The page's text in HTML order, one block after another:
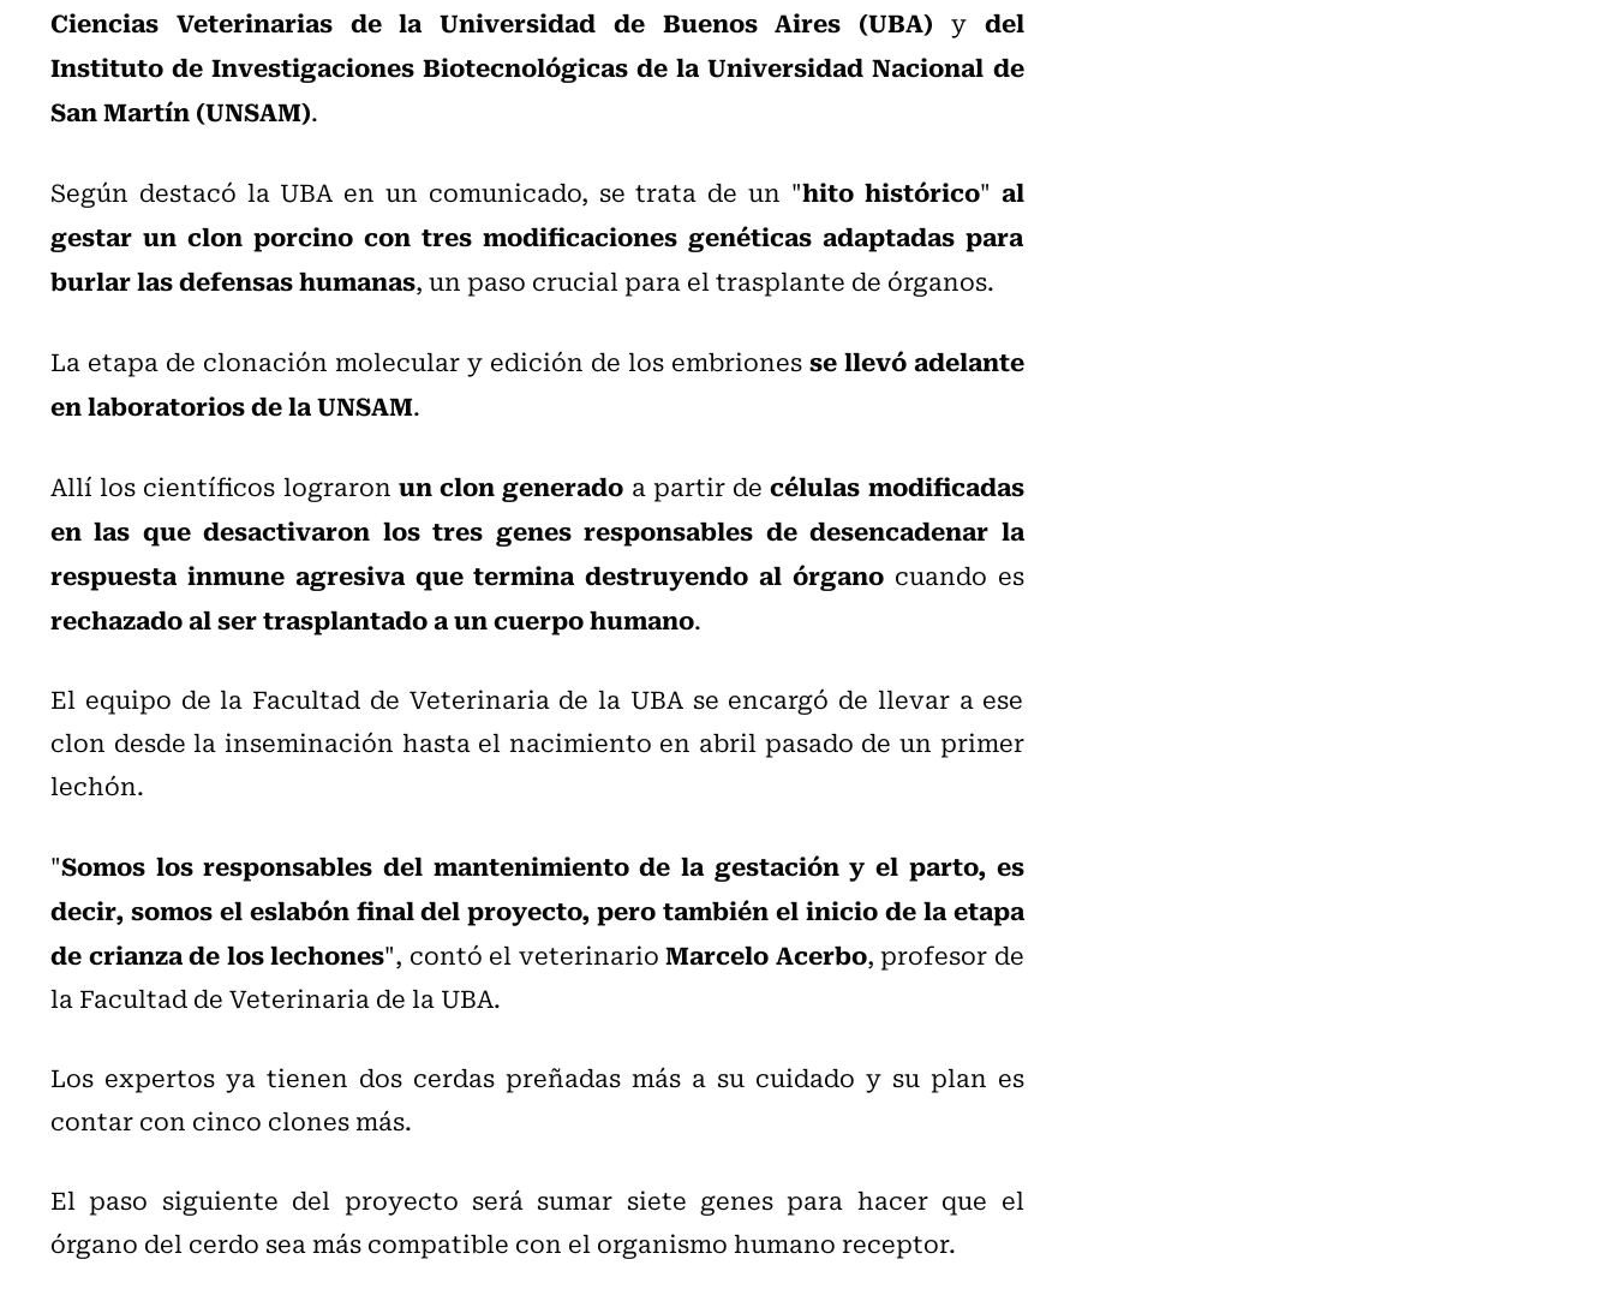
Ciencias Veterinarias de la Universidad de Buenos Aires (UBA) y del
Instituto de Investigaciones Biotecnológicas de la Universidad Nacional de
San Martín (UNSAM).
Según destacó la UBA en un comunicado, se trata de un "hito histórico" al
gestar un clon porcino con tres modificaciones genéticas adaptadas para
burlar las defensas humanas, un paso crucial para el trasplante de órganos.
La etapa de clonación molecular y edición de los embrionesse llevó adelante
en laboratorios de la UNSAM.
Allí los científicos lograron un clon generado a partir decélulas modificadas
en las que desactivaron los tres genes responsables de desencadenar la
respuesta inmune agresiva que termina destruyendo al órganocuando es
rechazado al ser trasplantado a un cuerpo humano.
El equipo de la Facultad de Veterinaria de la UBA se encargó de llevar a ese
clon desde la inseminación hasta el nacimiento en abril pasado de un primer
lechón.
"Somos los responsables del mantenimiento de la gestación y el parto, es
decir, somos el eslabón final del proyecto, pero también el inicio de la etapa
de crianza de los lechones", contó el veterinarioMarcelo Acerbo, profesor de
la Facultad de Veterinaria de la UBA.
Los expertos ya tienen dos cerdas preñadas más a su cuidado y su plan es
contar con cinco clones más.
El paso siguiente del proyecto será sumar siete genes para hacer que el
órgano del cerdo sea más compatible con el organismo humano receptor.